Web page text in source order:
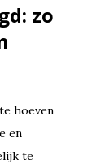
zo
hoeven
en
te